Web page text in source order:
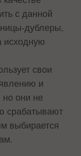
с данной
дублеры,
исходную
свои
и
но они не
срабатывают
выбирается